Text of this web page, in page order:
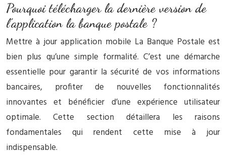
Pourquoi télécharger la dernière version de
l’application la banque postale ?
Mettre à jour application mobile La Banque Postale est
bien plus qu’une simple formalité. C’est une démarche
essentielle pour garantir la sécurité de vos informations
bancaires, profiter de nouvelles fonctionnalités
innovantes et bénéficier d’une expérience utilisateur
optimale. Cette section détaillera les raisons
fondamentales qui rendent cette mise à jour
indispensable.